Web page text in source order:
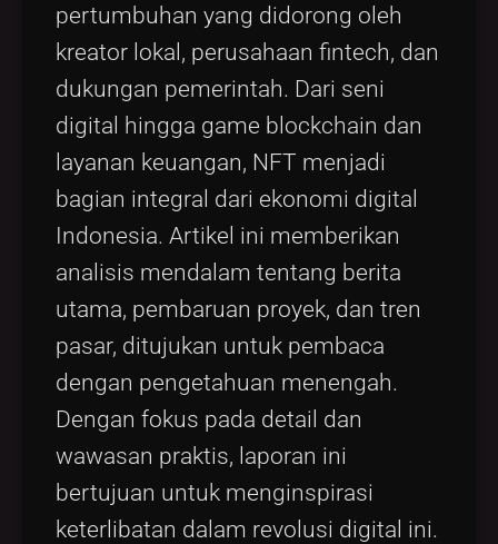
pertumbuhan yang didorong oleh
kreator lokal, perusahaan fintech, dan
dukungan pemerintah. Dari seni
digital hingga game blockchain dan
layanan keuangan, NFT menjadi
bagian integral dari ekonomi digital
Indonesia. Artikel ini memberikan
analisis mendalam tentang berita
utama, pembaruan proyek, dan tren
pasar, ditujukan untuk pembaca
dengan pengetahuan menengah.
Dengan fokus pada detail dan
wawasan praktis, laporan ini
bertujuan untuk menginspirasi
keterlibatan dalam revolusi digital ini.